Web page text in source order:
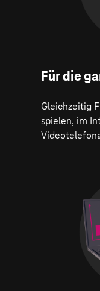
Für die
Gleichzeitig
spielen, im